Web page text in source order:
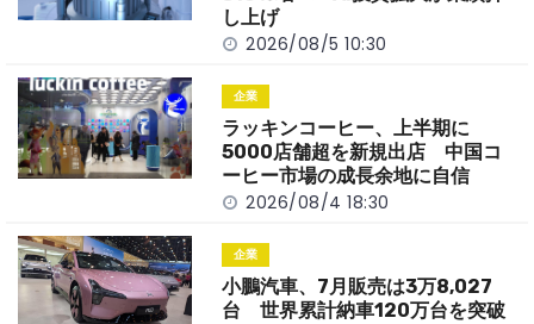
し上げ
2026/08/5 10:30
企業
ラッキンコーヒー、上半期に
5000店舗超を新規出店 中国コ
ーヒー市場の成長余地に自信
2026/08/4 18:30
企業
小鵬汽車、7月販売は3万8,027
台 世界累計納車120万台を突破